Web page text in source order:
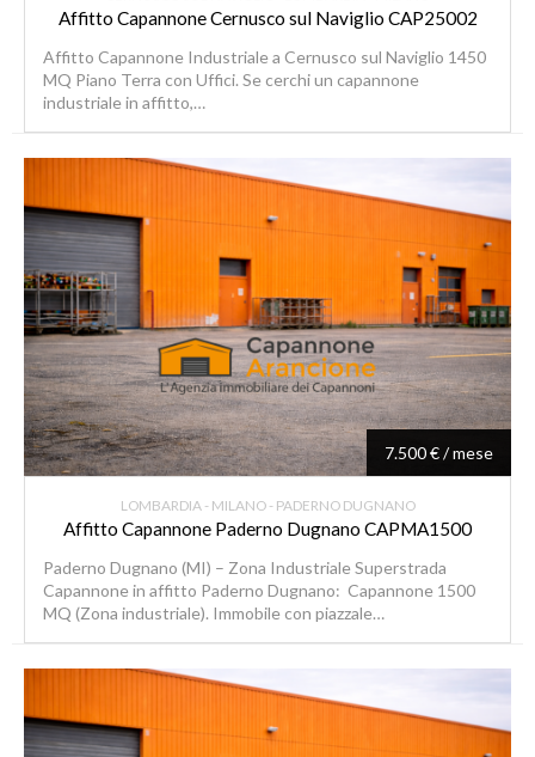
Affitto Capannone Cernusco sul Naviglio CAP25002
Affitto Capannone Industriale a Cernusco sul Naviglio 1450
MQ Piano Terra con Uffici. Se cerchi un capannone
industriale in affitto,…
7.500 € / mese
LOMBARDIA - MILANO - PADERNO DUGNANO
Affitto Capannone Paderno Dugnano CAPMA1500
Paderno Dugnano (MI) – Zona Industriale Superstrada
Capannone in affitto Paderno Dugnano: Capannone 1500
MQ (Zona industriale). Immobile con piazzale…